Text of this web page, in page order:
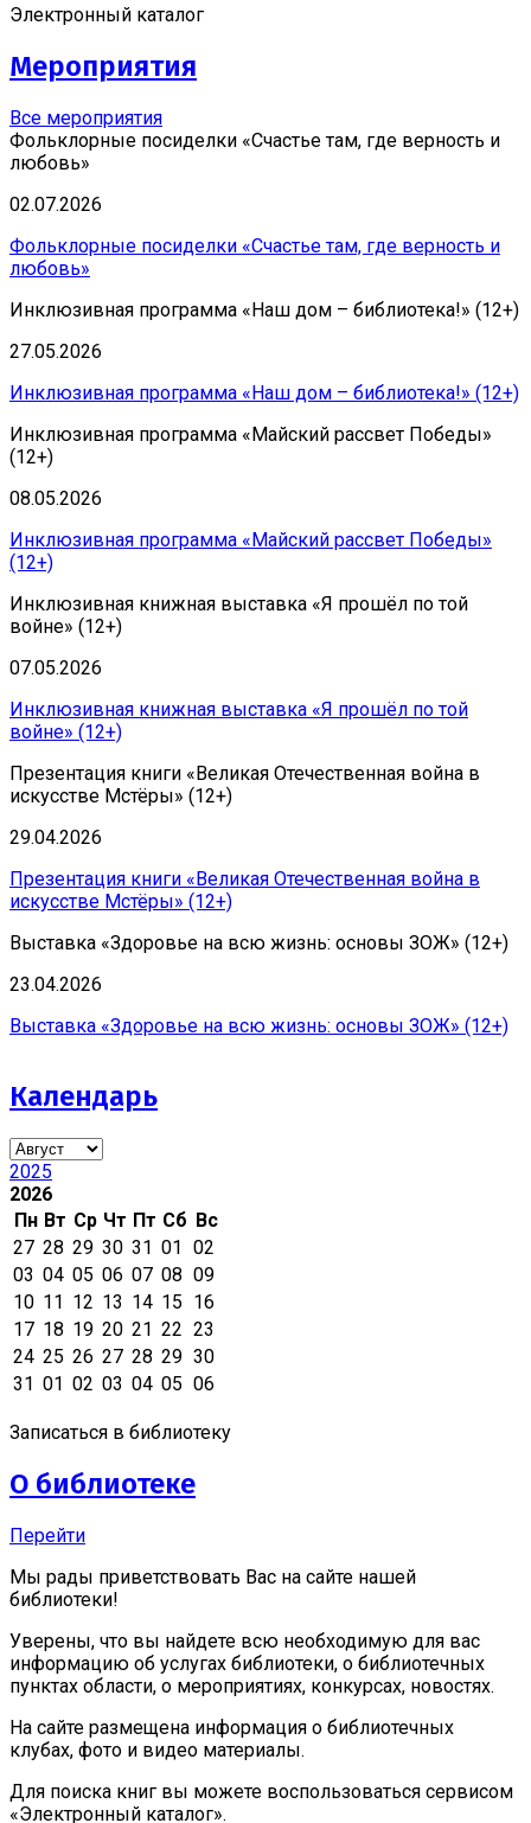
Электронный каталог
Мероприятия
Все мероприятия
Фольклорные посиделки «Счастье там, где верность и
любовь»
02.07.2026
Фольклорные посиделки «Счастье там, где верность и
любовь»
Инклюзивная программа «Наш дом – библиотека!» (12+)
27.05.2026
Инклюзивная программа «Наш дом – библиотека!» (12+)
Инклюзивная программа «Майский рассвет Победы»
(12+)
08.05.2026
Инклюзивная программа «Майский рассвет Победы»
(12+)
Инклюзивная книжная выставка «Я прошёл по той
войне» (12+)
07.05.2026
Инклюзивная книжная выставка «Я прошёл по той
войне» (12+)
Презентация книги «Великая Отечественная война в
искусстве Мстёры» (12+)
29.04.2026
Презентация книги «Великая Отечественная война в
искусстве Мстёры» (12+)
Выставка «Здоровье на всю жизнь: основы ЗОЖ» (12+)
23.04.2026
Выставка «Здоровье на всю жизнь: основы ЗОЖ» (12+)
Календарь
2025
2026
Пн Вт Ср Чт Пт Сб Вс
27 28 29 30 31 01 02
03 04 05 06 07 08 09
10 11 12 13 14 15 16
17 18 19 20 21 22 23
24 25 26 27 28 29 30
31 01 02 03 04 05 06
Записаться в библиотеку
О библиотеке
Перейти
Мы рады приветствовать Вас на сайте нашей
библиотеки!
Уверены, что вы найдете всю необходимую для вас
информацию об услугах библиотеки, о библиотечных
пунктах области, о мероприятиях, конкурсах, новостях.
На сайте размещена информация о библиотечных
клубах, фото и видео материалы.
Для поиска книг вы можете воспользоваться сервисом
«Электронный каталог».